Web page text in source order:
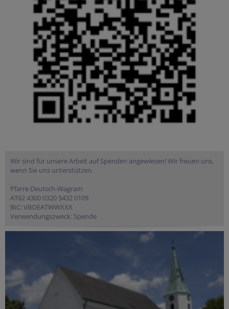
Wir sind für unsere Arbeit auf Spenden angewiesen! Wir freuen uns,
wenn Sie uns unterstützen.
Pfarre Deutsch-Wagram
AT62 4300 0320 5432 0109
BIC: VBOEATWWXXX
Verwendungszweck: Spende